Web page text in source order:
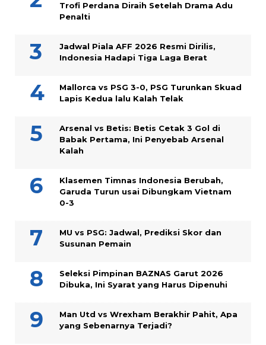
Trofi Perdana Diraih Setelah Drama Adu
Penalti
Jadwal Piala AFF 2026 Resmi Dirilis,
Indonesia Hadapi Tiga Laga Berat
Mallorca vs PSG 3-0, PSG Turunkan Skuad
Lapis Kedua lalu Kalah Telak
Arsenal vs Betis: Betis Cetak 3 Gol di
Babak Pertama, Ini Penyebab Arsenal
Kalah
Klasemen Timnas Indonesia Berubah,
Garuda Turun usai Dibungkam Vietnam
0-3
MU vs PSG: Jadwal, Prediksi Skor dan
Susunan Pemain
Seleksi Pimpinan BAZNAS Garut 2026
Dibuka, Ini Syarat yang Harus Dipenuhi
Man Utd vs Wrexham Berakhir Pahit, Apa
yang Sebenarnya Terjadi?